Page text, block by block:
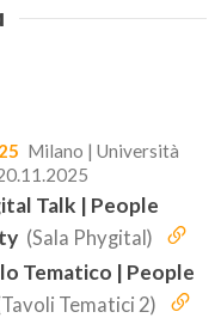
Milano | Università
Talk | People
(Sala Phygital)
Tematico | People
Tematici 2)